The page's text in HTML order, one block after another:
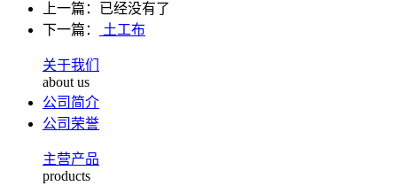
上一篇：已经没有了
下一篇：
土工布
关于我们
about us
公司简介
公司荣誉
主营产品
products